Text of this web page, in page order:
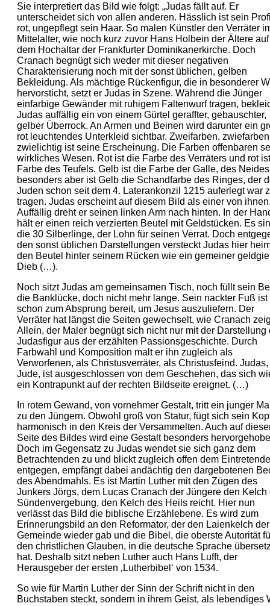
Sie interpretiert das Bild wie folgt: „Judas fällt auf. Er
unterscheidet sich von allen anderen. Hässlich ist sein
rot, ungepflegt sein Haar. So malen Künstler den Verräter
Mittelalter, wie noch kurz zuvor Hans Holbein der Ältere auf
dem Hochaltar der Frankfurter Dominikanerkirche. Doch
Cranach begnügt sich weder mit dieser negativen
Charakterisierung noch mit der sonst üblichen, gelben
Bekleidung. Als mächtige Rückenfigur, die in besonderer
hervorsticht, setzt er Judas in Szene. Während die Jünger
einfarbige Gewänder mit ruhigem Faltenwurf tragen,
Judas auffällig ein von einem Gürtel geraffter, gebauschter,
gelber Überrock. An Armen und Beinen wird darunter ein
rot leuchtendes Unterkleid sichtbar. Zweifarben,
zwielichtig ist seine Erscheinung. Die Farben offenbaren
wirkliches Wesen. Rot ist die Farbe des Verräters und rot
Farbe des Teufels. Gelb ist die Farbe der Galle, des
besonders aber ist Gelb die Schandfarbe des Ringes, der
Juden schon seit dem 4. Laterankonzil 1215 auferlegt war
tragen. Judas erscheint auf diesem Bild als einer von
Auffällig dreht er seinen linken Arm nach hinten. In der
hält er einen reich verzierten Beutel mit Geldstücken. Es
die 30 Silberlinge, der Lohn für seinen Verrat. Doch
den sonst üblichen Darstellungen versteckt Judas hier
den Beutel hinter seinem Rücken wie ein gemeiner
Dieb (…).
Noch sitzt Judas am gemeinsamen Tisch, noch füllt sein
die Banklücke, doch nicht mehr lange. Sein nackter Fuß ist
schon zum Absprung bereit, um Jesus auszuliefern. Der
Verräter hat längst die Seiten gewechselt, wie Cranach
Allein, der Maler begnügt sich nicht nur mit der Darstellung
Judasfigur aus der erzählten Passionsgeschichte. Durch
Farbwahl und Komposition malt er ihn zugleich als
Verworfenen, als Christusverräter, als Christusfeind. Judas,
Jude, ist ausgeschlossen von dem Geschehen, das sich
ein Kontrapunkt auf der rechten Bildseite ereignet. (…)
In rotem Gewand, von vornehmer Gestalt, tritt ein junger
zu den Jüngern. Obwohl groß von Statur, fügt sich sein
harmonisch in den Kreis der Versammelten. Auch auf
Seite des Bildes wird eine Gestalt besonders
Doch im Gegensatz zu Judas wendet sie sich ganz dem
Betrachtenden zu und blickt zugleich offen dem
entgegen, empfängt dabei andächtig den dargebotenen
des Abendmahls. Es ist Martin Luther mit den Zügen des
Junkers Jörgs, dem Lucas Cranach der Jüngere den Kelch
Sündenvergebung, den Kelch des Heils reicht. Hier nun
verlässt das Bild die biblische Erzählebene. Es wird zum
Erinnerungsbild an den Reformator, der den Laienkelch der
Gemeinde wieder gab und die Bibel, die oberste Autorität
den christlichen Glauben, in die deutsche Sprache
hat. Deshalb sitzt neben Luther auch Hans Lufft, der
Herausgeber der ersten ‚Lutherbibel‘ von 1534.
So wie für Martin Luther der Sinn der Schrift nicht in den
Buchstaben steckt, sondern in ihrem Geist, als lebendiges